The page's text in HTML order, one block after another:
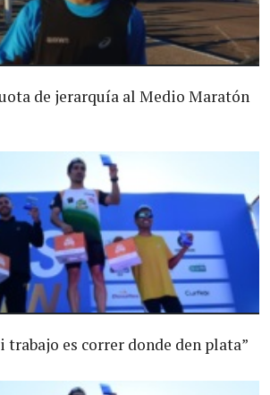
de jerarquía al Medio Maratón
trabajo es correr donde den plata”